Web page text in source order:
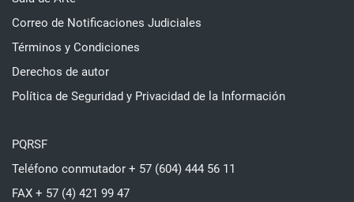
Correo de Notificaciones Judiciales
Términos y Condiciones
Derechos de autor
Política de Seguridad y Privacidad de la Información
PQRSF
Teléfono conmutador + 57 (604) 444 56 11
FAX + 57 (4) 421 99 47